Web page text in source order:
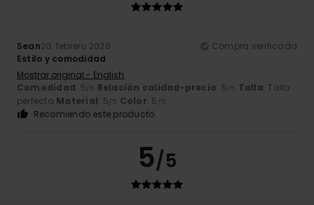
Sean20. febrero 2026
Compra verificada
Estilo y comodidad
Mostrar original - English
Comodidad: 5/5 Relación calidad-precio: 5/5 Talla: Talla
perfecta Material: 5/5 Color: 5 /5
Recomiendo este producto
5/5